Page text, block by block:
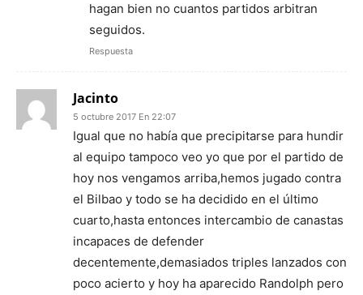
hagan bien no cuantos partidos arbitran
seguidos.
Respuesta
Jacinto
5 octubre 2017 En 22:07
Igual que no había que precipitarse para hundir
al equipo tampoco veo yo que por el partido de
hoy nos vengamos arriba,hemos jugado contra
el Bilbao y todo se ha decidido en el último
cuarto,hasta entonces intercambio de canastas
incapaces de defender
decentemente,demasiados triples lanzados con
poco acierto y hoy ha aparecido Randolph pero